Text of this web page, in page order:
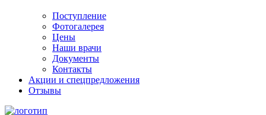
Поступление
Фотогалерея
Цены
Наши врачи
Документы
Контакты
Акции и спецпредложения
Отзывы